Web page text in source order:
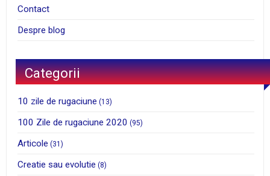
Contact
Despre blog
Categorii
10 zile de rugaciune (13)
100 Zile de rugaciune 2020 (95)
Articole (31)
Creatie sau evolutie (8)